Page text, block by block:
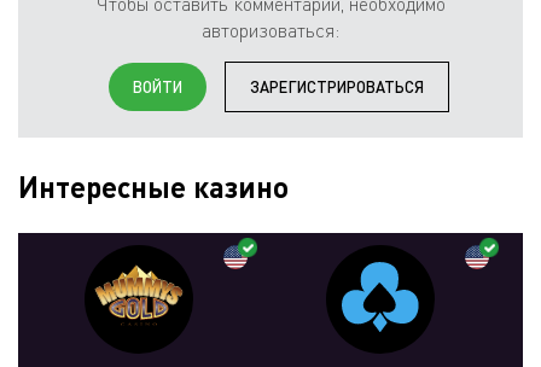
авторизоваться:
ВОЙТИ ЗАРЕГИСТРИРОВАТЬСЯ
Интересные казино